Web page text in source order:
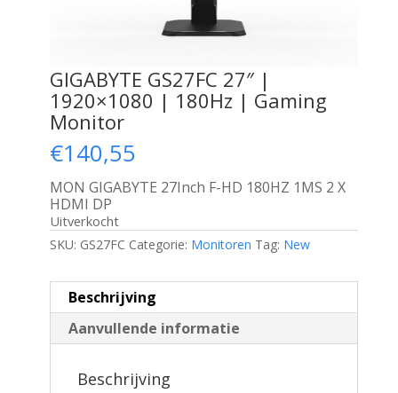
GIGABYTE GS27FC 27″ |
1920×1080 | 180Hz | Gaming
Monitor
€140,55
MON GIGABYTE 27Inch F-HD 180HZ 1MS 2 X
HDMI DP
Uitverkocht
SKU: GS27FC Categorie: Monitoren Tag: New
Beschrijving
Aanvullende informatie
Beschrijving